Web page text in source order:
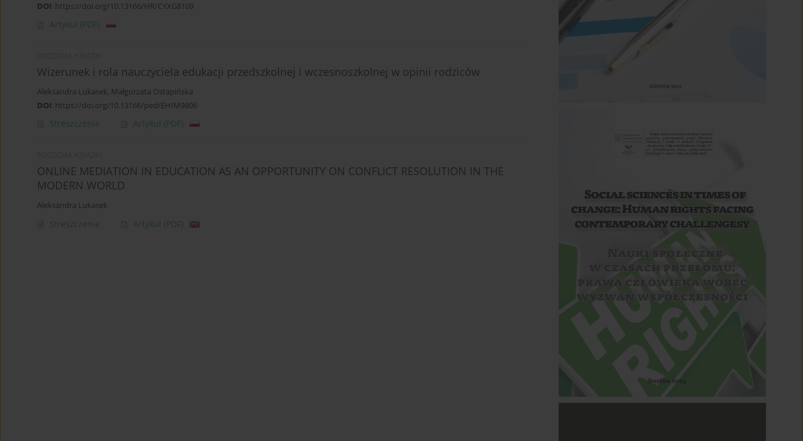
DOI: https://doi.org/10.13166/HR/CYXG8109
Artykuł (PDF)
Wizerunek i rola nauczyciela edukacji przedszkolnej i wczesnoszkolnej w opinii rodziców
Aleksandra Lukasek, Małgorzata Ostapińska
DOI: https://doi.org/10.13166/ped/EHIM9806
Streszczenie Artykuł (PDF)
ONLINE MEDIATION IN EDUCATION AS AN OPPORTUNITY ON CONFLICT RESOLUTION IN THE
MODERN WORLD
Aleksandra Lukasek
Streszczenie Artykuł (PDF)